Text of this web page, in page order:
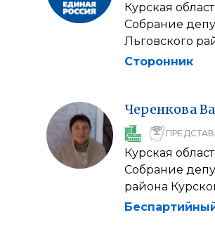
Курская
Собрание
Льговского
Сторонник
Черенкова
Курская
Собрание
района